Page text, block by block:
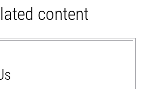
content